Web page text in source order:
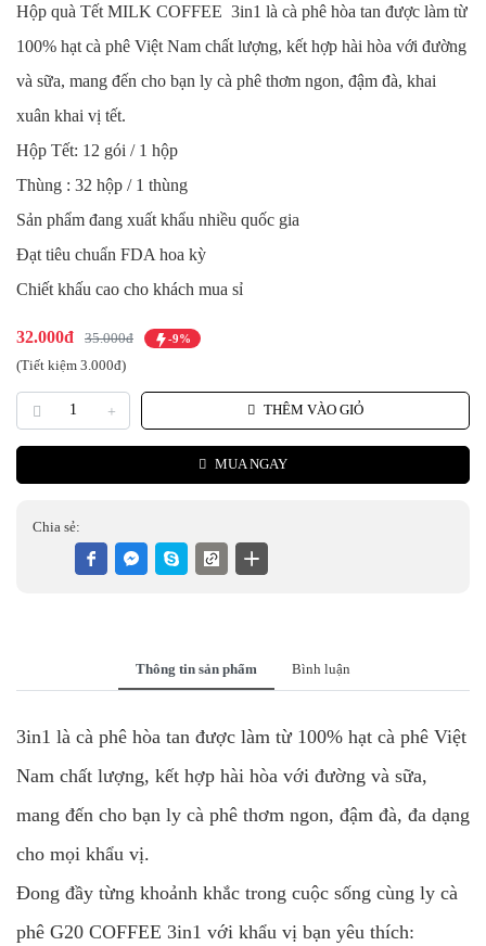
Hộp quà Tết MILK COFFEE 3in1 là cà phê hòa tan được làm từ
100% hạt cà phê Việt Nam chất lượng, kết hợp hài hòa với đường
và sữa, mang đến cho bạn ly cà phê thơm ngon, đậm đà, khai
xuân khai vị tết.
Hộp Tết: 12 gói / 1 hộp
Thùng : 32 hộp / 1 thùng
Sản phẩm đang xuất khẩu nhiều quốc gia
Đạt tiêu chuẩn FDA hoa kỳ
Chiết khấu cao cho khách mua sỉ
32.000đ 35.000đ -9%
(Tiết kiệm 3.000đ)
THÊM VÀO GIỎ
MUA NGAY
Chia sẻ:
Thông tin sản phẩm Bình luận
3in1 là cà phê hòa tan được làm từ 100% hạt cà phê Việt
Nam chất lượng, kết hợp hài hòa với đường và sữa,
mang đến cho bạn ly cà phê thơm ngon, đậm đà, đa dạng
cho mọi khẩu vị.
Đong đầy từng khoảnh khắc trong cuộc sống cùng ly cà
phê G20 COFFEE 3in1 với khẩu vị bạn yêu thích: